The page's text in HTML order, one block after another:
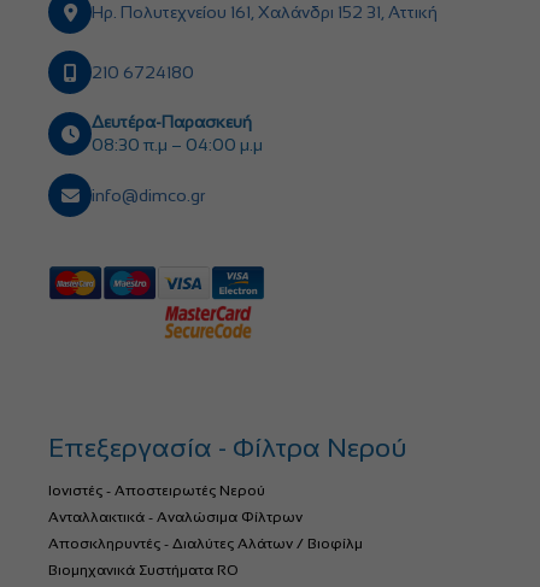
Ηρ. Πολυτεχνείου 161, Χαλάνδρι 152 31, Αττική
210 6724180
Δευτέρα-Παρασκευή
08:30 π.μ – 04:00 μ.μ
info@dimco.gr
Επεξεργασία - Φίλτρα Νερού
Ιονιστές - Αποστειρωτές Νερού
Ανταλλακτικά - Αναλώσιμα Φίλτρων
Αποσκληρυντές - Διαλύτες Αλάτων / Βιοφίλμ
Βιομηχανικά Συστήματα RO